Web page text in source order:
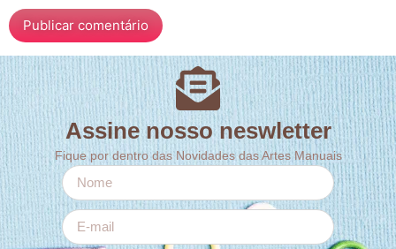
Assine nosso neswletter
Fique por dentro das Novidades das Artes Manuais